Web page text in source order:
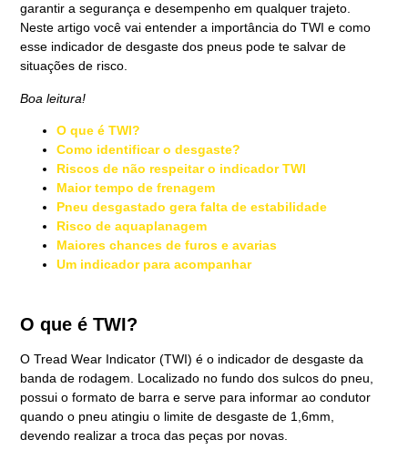
garantir a segurança e desempenho em qualquer trajeto.
Neste artigo você vai entender a importância do TWI e como
esse indicador de desgaste dos pneus pode te salvar de
situações de risco.
Boa leitura!
O que é TWI?
Como identificar o desgaste?
Riscos de não respeitar o indicador TWI
Maior tempo de frenagem
Pneu desgastado gera falta de estabilidade
Risco de aquaplanagem
Maiores chances de furos e avarias
Um indicador para acompanhar
O que é TWI?
O Tread Wear Indicator (TWI) é o indicador de desgaste da
banda de rodagem. Localizado no fundo dos sulcos do pneu,
possui o formato de barra e serve para informar ao condutor
quando o pneu atingiu o limite de desgaste de 1,6mm,
devendo realizar a troca das peças por novas.